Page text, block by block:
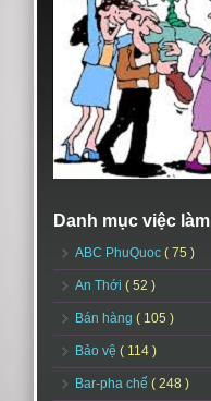
Danh mục việc làm
ABC PhuQuoc ( 75 )
An Thới ( 52 )
Bán hàng ( 105 )
Bảo vệ ( 114 )
Bar-pha chế ( 248 )